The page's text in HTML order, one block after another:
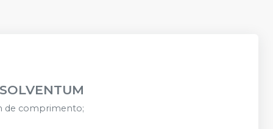
SOLVENTUM
de comprimento;